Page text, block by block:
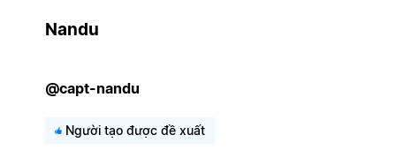
Nandu
@capt-nandu
Người tạo được đề xuất